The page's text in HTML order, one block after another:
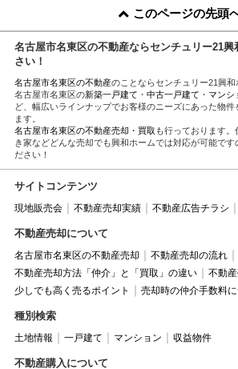
このページの先頭
名古屋市名東区の不動産ならセンチュリー21
さい！
名古屋市名東区の不動産のことならセンチュリー21興和
名古屋市名東区の新築一戸建て ・ 中古一戸建て ・ マンシ
ど、幅広いラインナップでお客様のニーズにあった物件
ます。
名古屋市名東区の不動産売却・買取 も行っております
き家などどんな売却でも興和ホームでは対応が可能です
ださい！
サイトコンテンツ
現地販売会 不動産売却実績 不動産広告チラシ
不動産売却について
名古屋市名東区の不動産売却
不動産売却の流れ
不動産売却方法「仲介」と「買取」の違い
不動
少しでも高く売るポイント
売却時の仲介手数料
種別検索
土地情報 一戸建て マンション 収益物件
不動産購入について